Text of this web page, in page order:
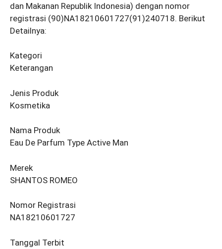
dan Makanan Republik Indonesia) dengan nomor
registrasi (90)NA18210601727(91)240718. Berikut
Detailnya:
Kategori
Keterangan
Jenis Produk
Kosmetika
Nama Produk
Eau De Parfum Type Active Man
Merek
SHANTOS ROMEO
Nomor Registrasi
NA18210601727
Tanggal Terbit